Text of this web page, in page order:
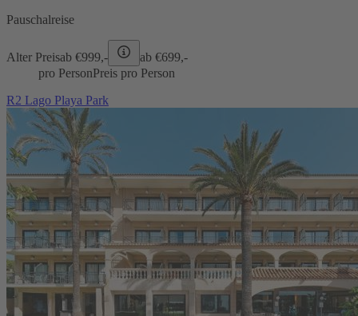
Pauschalreise
Alter Preisab €999,- ab €699,-
pro PersonPreis pro Person
R2 Lago Playa Park